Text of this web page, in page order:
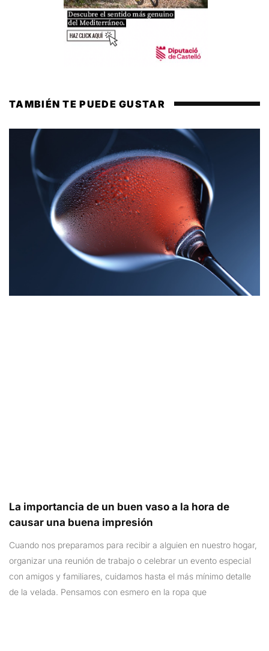
TAMBIÉN TE PUEDE GUSTAR
La importancia de un buen vaso a la hora de
causar una buena impresión
Cuando nos preparamos para recibir a alguien en nuestro hogar,
organizar una reunión de trabajo o celebrar un evento especial
con amigos y familiares, cuidamos hasta el más mínimo detalle
de la velada. Pensamos con esmero en la ropa que